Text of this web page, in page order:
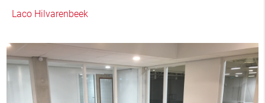
Laco Hilvarenbeek